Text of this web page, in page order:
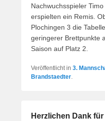
Nachwuchsspieler
erspielten ein Remis.
Plochingen 3 die
geringerer Brettpunkte
Saison auf Platz 2.
Veröffentlicht in 3.
Brandstaedter.
Herzlichen Dank